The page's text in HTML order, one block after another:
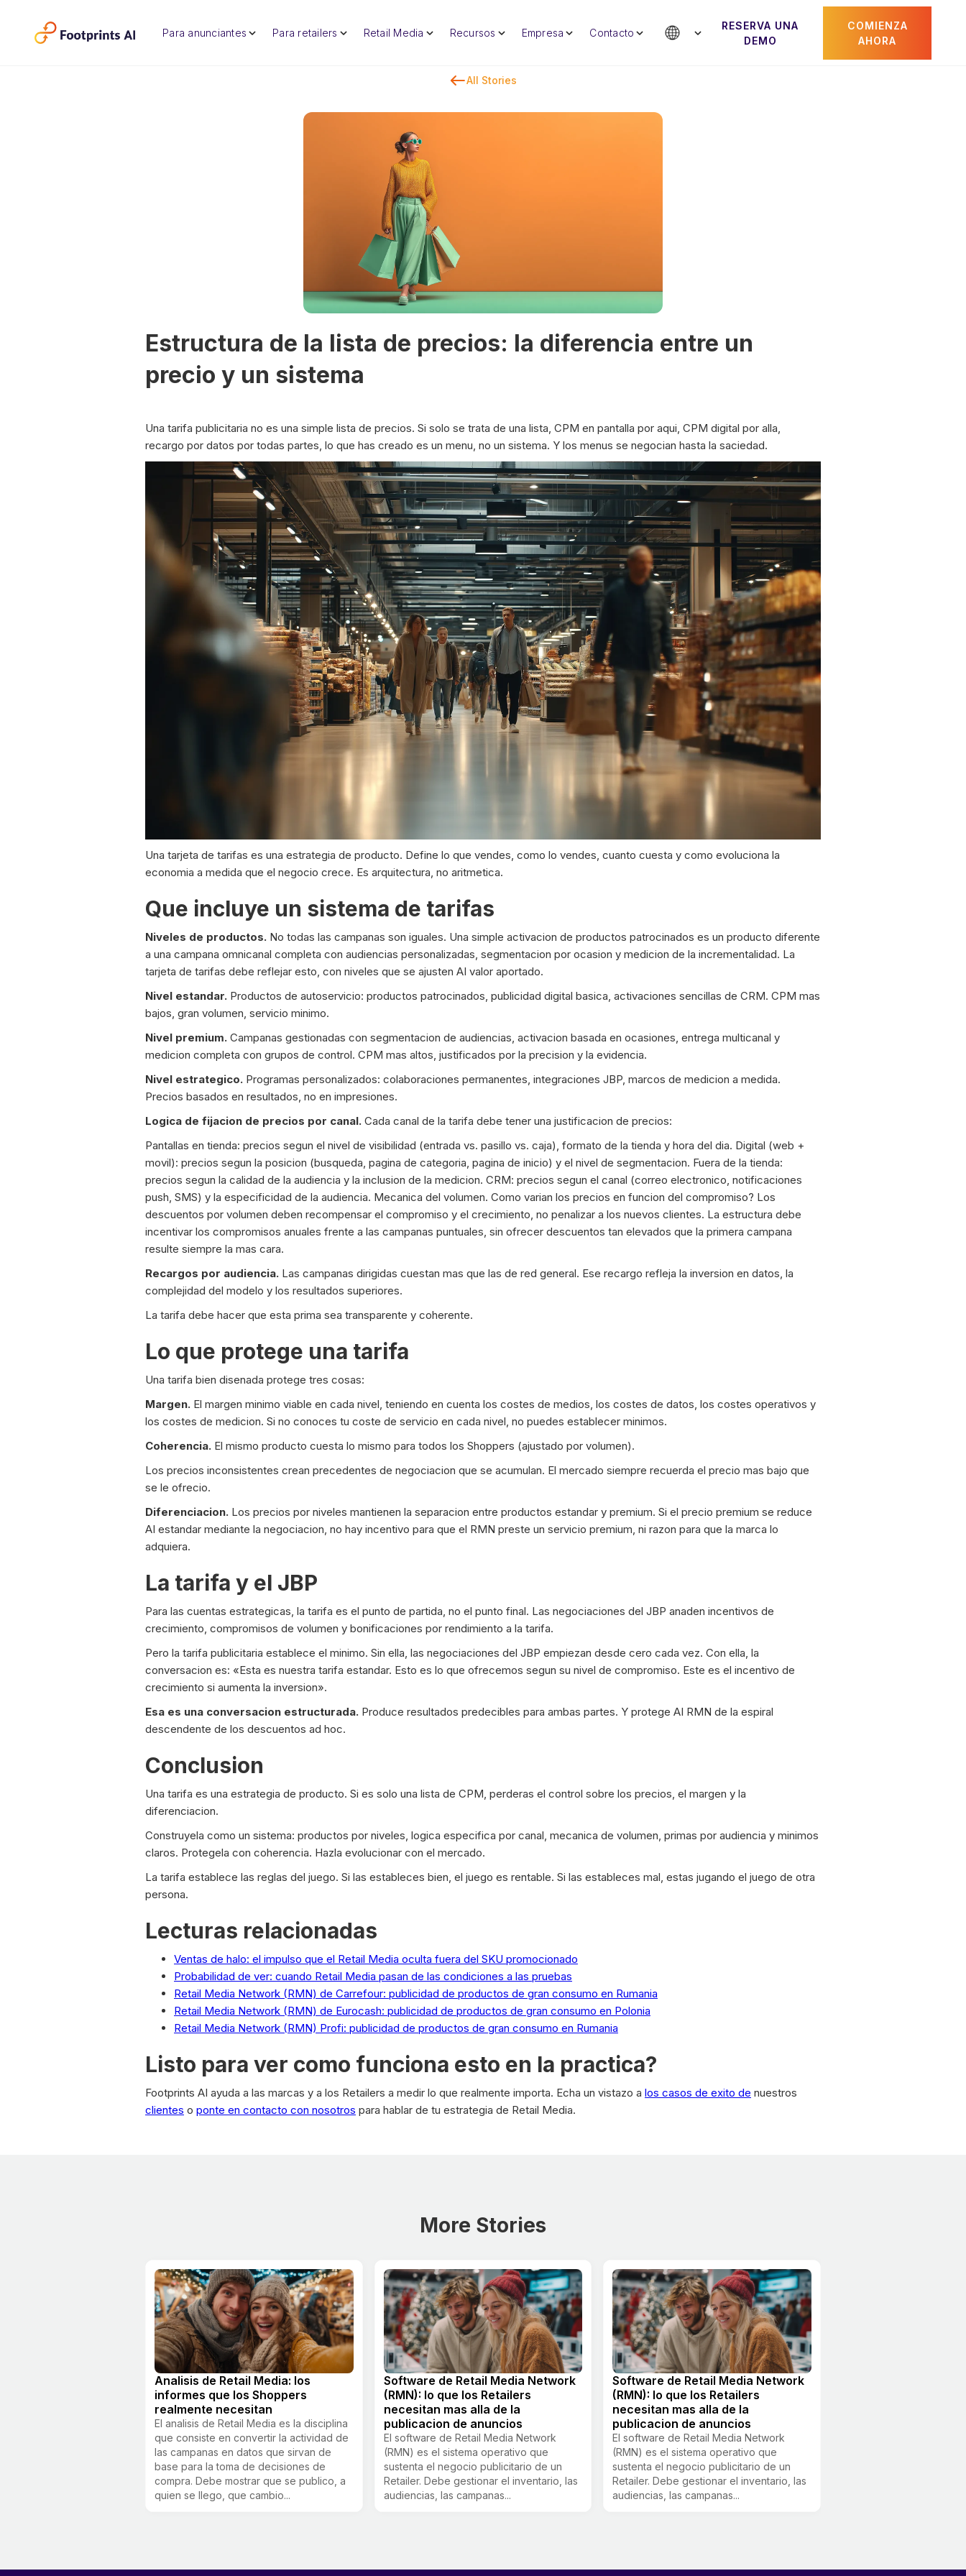
Para anunciantes Para retailers Retail Media Recursos Empresa Contacto
RESERVA UNA
DEMO
COMIENZA
AHORA
All Stories
Estructura de la lista de precios: la diferencia entre un
precio y un sistema
Una tarifa publicitaria no es una simple lista de precios. Si solo se trata de una lista, CPM en pantalla por aqui, CPM digital por alla,
recargo por datos por todas partes, lo que has creado es un menu, no un sistema. Y los menus se negocian hasta la saciedad.
Una tarjeta de tarifas es una estrategia de producto. Define lo que vendes, como lo vendes, cuanto cuesta y como evoluciona la
economia a medida que el negocio crece. Es arquitectura, no aritmetica.
Que incluye un sistema de tarifas
Niveles de productos. No todas las campanas son iguales. Una simple activacion de productos patrocinados es un producto diferente
a una campana omnicanal completa con audiencias personalizadas, segmentacion por ocasion y medicion de la incrementalidad. La
tarjeta de tarifas debe reflejar esto, con niveles que se ajusten AI valor aportado.
Nivel estandar. Productos de autoservicio: productos patrocinados, publicidad digital basica, activaciones sencillas de CRM. CPM mas
bajos, gran volumen, servicio minimo.
Nivel premium. Campanas gestionadas con segmentacion de audiencias, activacion basada en ocasiones, entrega multicanal y
medicion completa con grupos de control. CPM mas altos, justificados por la precision y la evidencia.
Nivel estrategico. Programas personalizados: colaboraciones permanentes, integraciones JBP, marcos de medicion a medida.
Precios basados en resultados, no en impresiones.
Logica de fijacion de precios por canal. Cada canal de la tarifa debe tener una justificacion de precios:
Pantallas en tienda: precios segun el nivel de visibilidad (entrada vs. pasillo vs. caja), formato de la tienda y hora del dia. Digital (web +
movil): precios segun la posicion (busqueda, pagina de categoria, pagina de inicio) y el nivel de segmentacion. Fuera de la tienda:
precios segun la calidad de la audiencia y la inclusion de la medicion. CRM: precios segun el canal (correo electronico, notificaciones
push, SMS) y la especificidad de la audiencia. Mecanica del volumen. Como varian los precios en funcion del compromiso? Los
descuentos por volumen deben recompensar el compromiso y el crecimiento, no penalizar a los nuevos clientes. La estructura debe
incentivar los compromisos anuales frente a las campanas puntuales, sin ofrecer descuentos tan elevados que la primera campana
resulte siempre la mas cara.
Recargos por audiencia. Las campanas dirigidas cuestan mas que las de red general. Ese recargo refleja la inversion en datos, la
complejidad del modelo y los resultados superiores.
La tarifa debe hacer que esta prima sea transparente y coherente.
Lo que protege una tarifa
Una tarifa bien disenada protege tres cosas:
Margen. El margen minimo viable en cada nivel, teniendo en cuenta los costes de medios, los costes de datos, los costes operativos y
los costes de medicion. Si no conoces tu coste de servicio en cada nivel, no puedes establecer minimos.
Coherencia. El mismo producto cuesta lo mismo para todos los Shoppers (ajustado por volumen).
Los precios inconsistentes crean precedentes de negociacion que se acumulan. El mercado siempre recuerda el precio mas bajo que
se le ofrecio.
Diferenciacion. Los precios por niveles mantienen la separacion entre productos estandar y premium. Si el precio premium se reduce
AI estandar mediante la negociacion, no hay incentivo para que el RMN preste un servicio premium, ni razon para que la marca lo
adquiera.
La tarifa y el JBP
Para las cuentas estrategicas, la tarifa es el punto de partida, no el punto final. Las negociaciones del JBP anaden incentivos de
crecimiento, compromisos de volumen y bonificaciones por rendimiento a la tarifa.
Pero la tarifa publicitaria establece el minimo. Sin ella, las negociaciones del JBP empiezan desde cero cada vez. Con ella, la
conversacion es: «Esta es nuestra tarifa estandar. Esto es lo que ofrecemos segun su nivel de compromiso. Este es el incentivo de
crecimiento si aumenta la inversion».
Esa es una conversacion estructurada. Produce resultados predecibles para ambas partes. Y protege AI RMN de la espiral
descendente de los descuentos ad hoc.
Conclusion
Una tarifa es una estrategia de producto. Si es solo una lista de CPM, perderas el control sobre los precios, el margen y la
diferenciacion.
Construyela como un sistema: productos por niveles, logica especifica por canal, mecanica de volumen, primas por audiencia y minimos
claros. Protegela con coherencia. Hazla evolucionar con el mercado.
La tarifa establece las reglas del juego. Si las estableces bien, el juego es rentable. Si las estableces mal, estas jugando el juego de otra
persona.
Lecturas relacionadas
Ventas de halo: el impulso que el Retail Media oculta fuera del SKU promocionado
Probabilidad de ver: cuando Retail Media pasan de las condiciones a las pruebas
Retail Media Network (RMN) de Carrefour: publicidad de productos de gran consumo en Rumania
Retail Media Network (RMN) de Eurocash: publicidad de productos de gran consumo en Polonia
Retail Media Network (RMN) Profi: publicidad de productos de gran consumo en Rumania
Listo para ver como funciona esto en la practica?
Footprints AI ayuda a las marcas y a los Retailers a medir lo que realmente importa. Echa un vistazo a los casos de exito de nuestros
clientes o ponte en contacto con nosotros para hablar de tu estrategia de Retail Media.
More Stories
Analisis de Retail Media: los
informes que los Shoppers
realmente necesitan
El analisis de Retail Media es la disciplina
que consiste en convertir la actividad de
las campanas en datos que sirvan de
base para la toma de decisiones de
compra. Debe mostrar que se publico, a
quien se llego, que cambio...
Software de Retail Media Network
(RMN): lo que los Retailers
necesitan mas alla de la
publicacion de anuncios
El software de Retail Media Network
(RMN) es el sistema operativo que
sustenta el negocio publicitario de un
Retailer. Debe gestionar el inventario, las
audiencias, las campanas...
Software de Retail Media Network
(RMN): lo que los Retailers
necesitan mas alla de la
publicacion de anuncios
El software de Retail Media Network
(RMN) es el sistema operativo que
sustenta el negocio publicitario de un
Retailer. Debe gestionar el inventario, las
audiencias, las campanas...